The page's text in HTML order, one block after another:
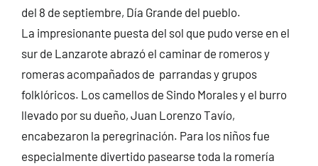
del 8 de septiembre, Día Grande del pueblo.
La impresionante puesta del sol que pudo verse en el
sur de Lanzarote abrazó el caminar de romeros y
romeras acompañados de parrandas y grupos
folklóricos. Los camellos de Sindo Morales y el burro
llevado por su dueño, Juan Lorenzo Tavío,
encabezaron la peregrinación. Para los niños fue
especialmente divertido pasearse toda la romería